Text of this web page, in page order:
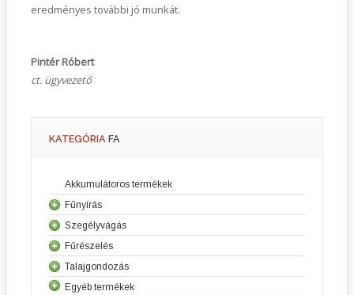
eredményes további jó munkát.
Pintér Róbert
ct. ügyvezető
KATEGÓRIA FA
Akkumulátoros termékek
Fűnyírás
Fűnyírók
Robot fűnyírók
Riderek
Elülső vágóasztalos fűnyírók
Szegélyvágás
Sövényvágók
Fűkaszák
Szegélyvágók
Fűrészelés
Láncfűrészek
Professzionális láncfűrészek
Talajgondozás
Kultivátorok
Egyéb termékek